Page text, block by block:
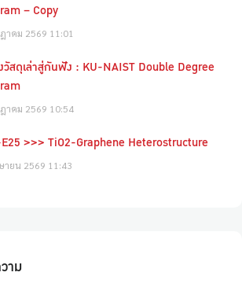
– Copy
าคม 2569 11:01
สดุเล่าสู่กันฟัง : KU-NAIST Double Degree
าคม 2569 10:54
>>> TiO2-Graphene Heterostructure
ายน 2569 11:43
าม